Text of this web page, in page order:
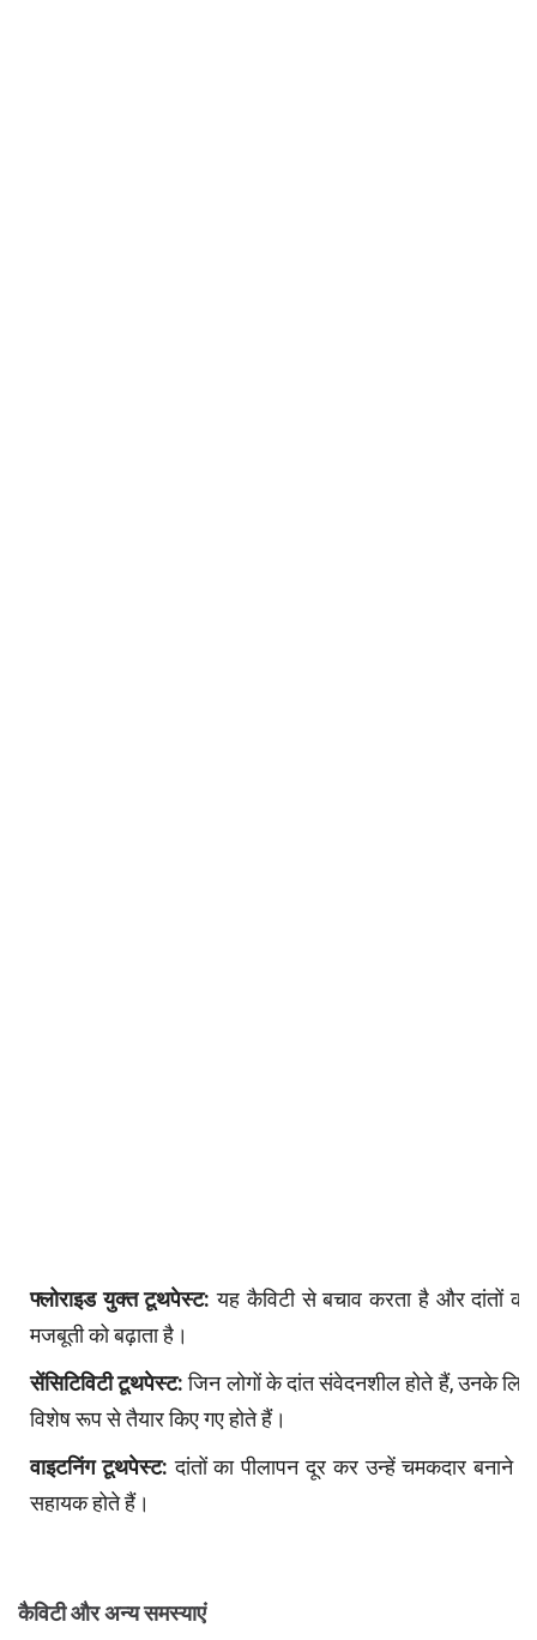
फ्लोराइड युक्त टूथपेस्ट: यह कैविटी से बचाव करता है और दांतों की
मजबूती को बढ़ाता है।
सेंसिटिविटी टूथपेस्ट:जिन लोगों के दांत संवेदनशील होते हैं, उनके लिए
विशेष रूप से तैयार किए गए होते हैं।
वाइटनिंग टूथपेस्ट:दांतों का पीलापन दूर कर उन्हें चमकदार बनाने में
सहायक होते हैं।
कैविटी और अन्य समस्याएं